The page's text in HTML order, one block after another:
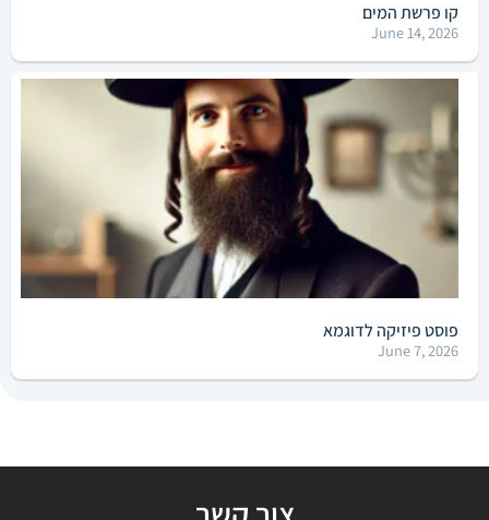
קו פרשת המים
June 14, 2026
פוסט פיזיקה לדוגמא
June 7, 2026